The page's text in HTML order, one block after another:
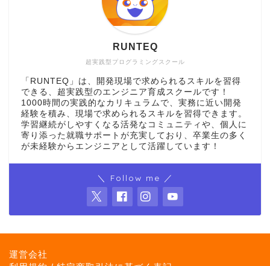
超実践型プログラミングスクール
RUNTEQ
「RUNTEQ」は、開発現場で求められるスキルを習得
できる、超実践型のエンジニア育成スクールです！
1000時間の実践的なカリキュラムで、実務に近い開発
経験を積み、現場で求められるスキルを習得できます。
学習継続がしやすくなる活発なコミュニティや、個人に
寄り添った就職サポートが充実しており、卒業生の多く
が未経験からエンジニアとして活躍しています！
＼ Follow me ／
運営会社